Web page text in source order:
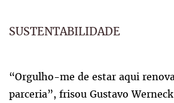
SUSTENTABILIDADE
“Orgulho-me de estar aqui
parceria”, frisou Gustavo